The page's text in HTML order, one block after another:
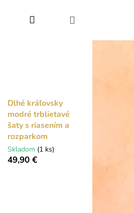
MÓDNE DOPLNKY
HĽADAŤPrihlásenie
Dlhé kráľovsky
modré trblietavé
šaty s riasením a
rozparkom
Skladom (1 ks)
49,90 €